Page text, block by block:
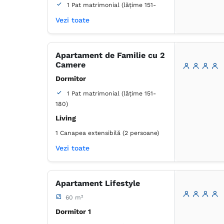
1 Pat matrimonial (lățime 151-
1 Canapea extensibilă (1 persoană)
Baie
Canale prin cablu
Articole de toaletă gratuite
Vezi toate
Apartament de Familie cu 2
Camere
Dormitor
1 Pat matrimonial (lățime 151-
180)
Living
1 Canapea extensibilă (2 persoane)
Baie
Proprie - Duș
Lenjerie de pat
TV cu ecran plat
Canale prin cablu
Vezi toate
Apartament Lifestyle
60 m²
Dormitor 1